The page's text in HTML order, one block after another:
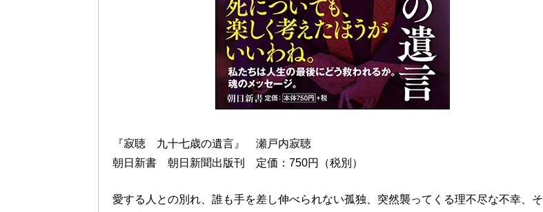
『寂聴 九十七歳の遺言』 瀬戸内寂聴
朝日新書 朝日新聞出版刊 定価：750円（税別）
愛する人との別れ、誰も手を差し伸べられない孤独、突然襲ってくる理不尽な不幸、そ